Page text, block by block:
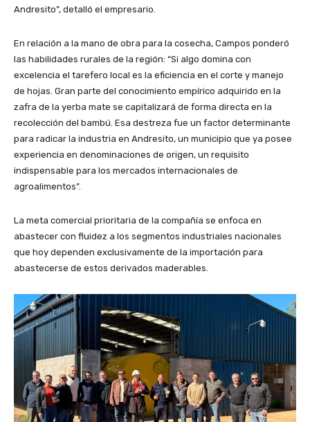
Andresito”, detalló el empresario.
En relación a la mano de obra para la cosecha, Campos ponderó
las habilidades rurales de la región: “Si algo domina con
excelencia el tarefero local es la eficiencia en el corte y manejo
de hojas. Gran parte del conocimiento empírico adquirido en la
zafra de la yerba mate se capitalizará de forma directa en la
recolección del bambú. Esa destreza fue un factor determinante
para radicar la industria en Andresito, un municipio que ya posee
experiencia en denominaciones de origen, un requisito
indispensable para los mercados internacionales de
agroalimentos”.
La meta comercial prioritaria de la compañía se enfoca en
abastecer con fluidez a los segmentos industriales nacionales
que hoy dependen exclusivamente de la importación para
abastecerse de estos derivados maderables.